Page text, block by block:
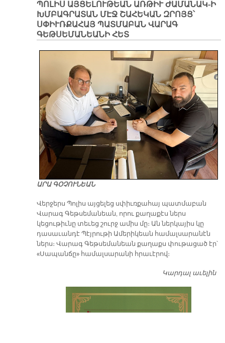
ՊՈԼԻՍ ԱՅՑԵԼՈՒԹԵԱՆ ԱՌԹԻՒ ԺԱՄԱՆԱԿ-Ի
ԽՄԲԱԳՐԱՏԱՆ ՄԷՋ ՇԱՀԵԿԱՆ ԶՐՈՅՑ՝
ՍՓԻՒՌՔԱՀԱՅ ՊԱՏՄԱԲԱՆ ՎԱՐԱԳ
ԳԵԹՍԵՄԱՆԵԱՆԻ ՀԵՏ
ԱՐԱ ԳՕՉՈՒՆԵԱՆ
Վերջերս Պոլիս այցելեց սփիւռքահայ պատմաբան
Վարագ Գեթսեմանեան, որու քաղաքէս ներս
կեցութիւնը տեւեց շուրջ ամիս մը։ Ան ներկայիս կը
դասաւանդէ Պէյրութի Ամերիկեան համալսարանէն
ներս։ Վարագ Գեթսեմանեան քաղաքս փութացած էր՝
«Սապանճը» համալսարանի հրաւէրով։
Կարդալ աւելին